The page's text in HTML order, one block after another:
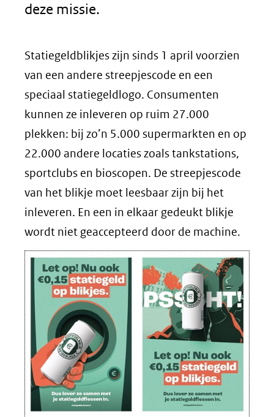
deze missie.
Statiegeldblikjes zijn sinds 1 april voorzien
van een andere streepjescode en een
speciaal statiegeldlogo. Consumenten
kunnen ze inleveren op ruim 27.000
plekken: bij zo’n 5.000 supermarkten en op
22.000 andere locaties zoals tankstations,
sportclubs en bioscopen. De streepjescode
van het blikje moet leesbaar zijn bij het
inleveren. En een in elkaar gedeukt blikje
wordt niet geaccepteerd door de machine.